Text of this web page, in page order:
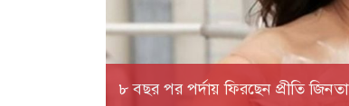
৮ বছর পর পর্দায় ফিরছেন প্রীতি জিনতা